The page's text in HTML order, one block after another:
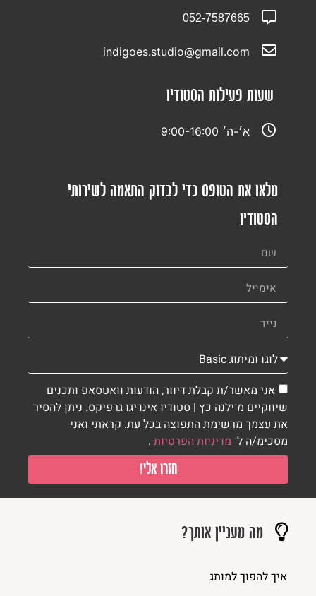
052-7587665
indigoes.studio@gmail.com
שעות פעילות הסטודיו
א׳-ה׳ 9:00-16:00
מלאו את הטופס כדי לבדוק התאמה לשירותי
הסטודיו
אני מאשר/ת קבלת דיוור, הודעות וואטסאפ ותכנים
שיווקיים מ־ילנה כץ | סטודיו אינדיגו גרפיקס. ניתן להסיר
את עצמך מרשימת התפוצה בכל עת. קראתי ואני
מסכימ/ה ל־ מדיניות הפרטיות .
חזרו אלי!
מה מעניין אותך?
איך להפוך למותג